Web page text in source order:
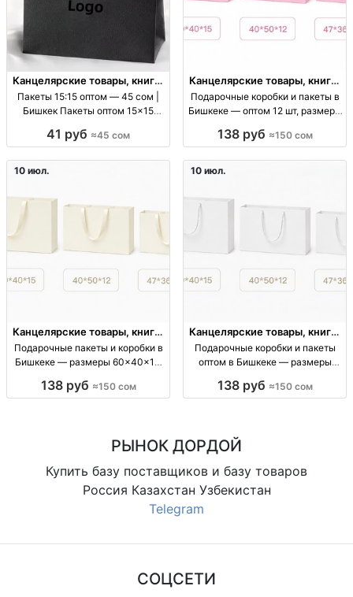
Канцелярские товары, книги,
учебники
Пакеты 15:15 оптом — 45 сом |
Бишкек Пакеты оптом 15×15
упаковки, цена 45 KGS
41 руб ≈45 сом
Канцелярские товары, книги,
учебники
Подарочные коробки и пакеты в
Бишкеке — оптом 12 шт, размеры
подарочные коробки, размеры
47х36х10, 38х32х10, 32х26х10; от
138 руб ≈150 сом
10 июл.
Канцелярские товары, книги,
учебники
Подарочные пакеты и коробки в
Бишкеке — размеры 60×40×15,
подарочные кор/пакеты; опт;
138 руб ≈150 сом
10 июл.
Канцелярские товары, книги,
учебники
Подарочные коробки и пакеты
оптом в Бишкеке — размеры
подарочные коробки/пакеты
138 руб ≈150 сом
РЫНОК ДОРДОЙ
Купить базу поставщиков и базу товаров
Россия Казахстан Узбекистан
Telegram
СОЦСЕТИ